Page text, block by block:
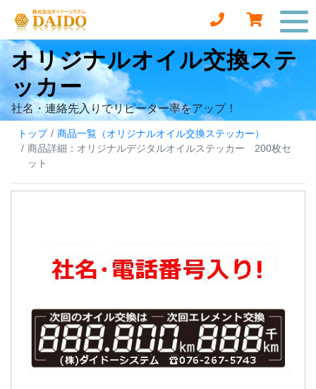
オリジナルオイル交換ステ
ッカー
社名・連絡先入りでリピーター率をアップ！
トップ
商品一覧（オリジナルオイル交換ステッカー）
商品詳細：オリジナルデジタルオイルステッカー 200枚セ
ット